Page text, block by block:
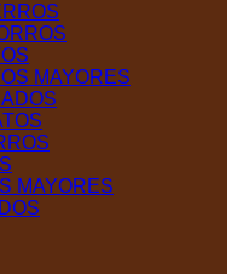
MAYORES
MAYORES